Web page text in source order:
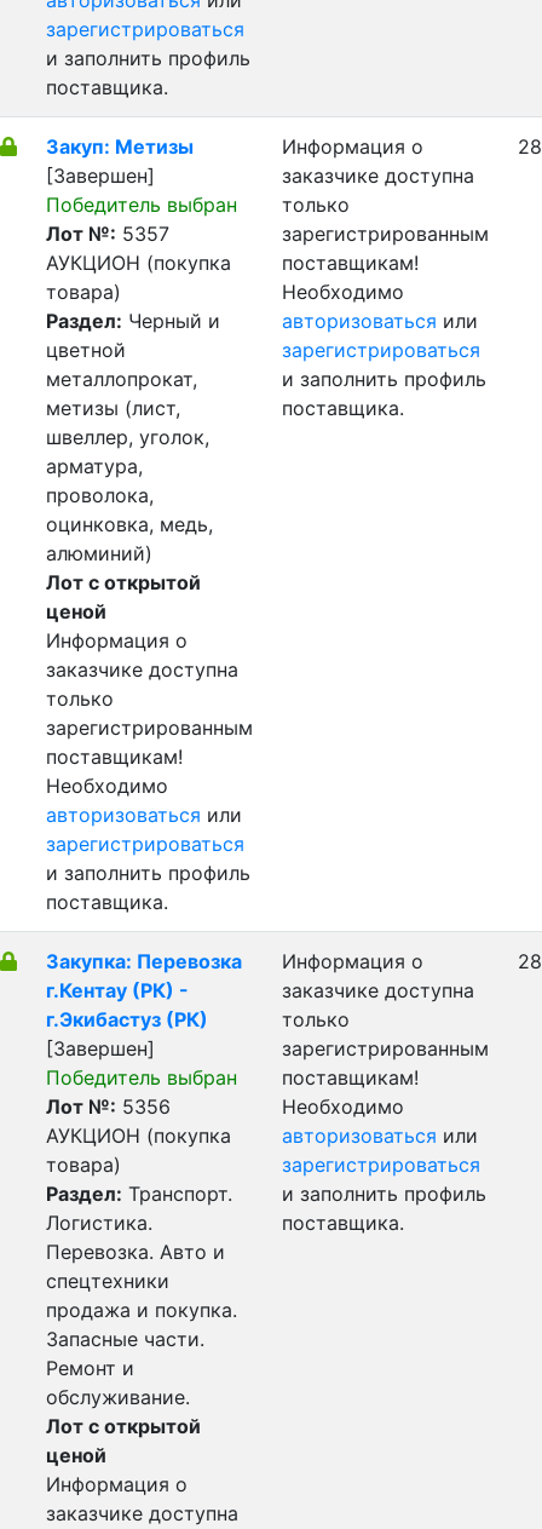
зарегистрироваться
и заполнить профиль
поставщика.
Закуп: Метизы
[Завершен]
Победитель выбран
Лот №: 5357
АУКЦИОН (покупка
товара)
Раздел: Черный и
цветной
металлопрокат,
метизы (лист,
швеллер, уголок,
арматура,
проволока,
оцинковка, медь,
алюминий)
Лот с открытой
ценой
Информация о
заказчике доступна
только
зарегистрированным
поставщикам!
Необходимо
авторизоваться или
зарегистрироваться
и заполнить профиль
поставщика.
Информация о
заказчике доступна
только
зарегистрированным
поставщикам!
Необходимо
авторизоваться или
зарегистрироваться
и заполнить профиль
поставщика.
Закупка: Перевозка
г.Кентау (РК) -
г.Экибастуз (РК)
[Завершен]
Победитель выбран
Лот №: 5356
АУКЦИОН (покупка
товара)
Раздел: Транспорт.
Логистика.
Перевозка. Авто и
спецтехники
продажа и покупка.
Запасные части.
Ремонт и
обслуживание.
Лот с открытой
ценой
Информация о
заказчике доступна
Информация о
заказчике доступна
только
зарегистрированным
поставщикам!
Необходимо
авторизоваться или
зарегистрироваться
и заполнить профиль
поставщика.